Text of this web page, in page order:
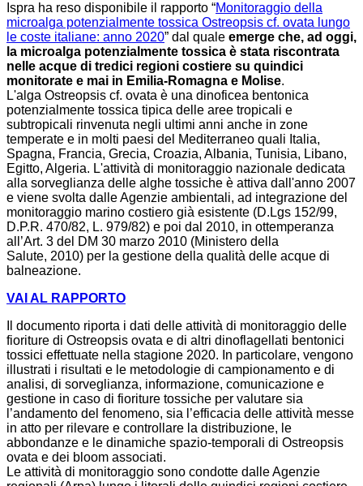
Ispra ha reso disponibile il rapporto “Monitoraggio della
microalga potenzialmente tossica Ostreopsis cf. ovata lungo
le coste italiane: anno 2020” dal quale emerge che, ad oggi,
la microalga potenzialmente tossica è stata riscontrata
nelle acque di tredici regioni costiere su quindici
monitorate e mai in Emilia-Romagna e Molise.
L'alga Ostreopsis cf. ovata è una dinoficea bentonica
potenzialmente tossica tipica delle aree tropicali e
subtropicali rinvenuta negli ultimi anni anche in zone
temperate e in molti paesi del Mediterraneo quali Italia,
Spagna, Francia, Grecia, Croazia, Albania, Tunisia, Libano,
Egitto, Algeria. L'attività di monitoraggio nazionale dedicata
alla sorveglianza delle alghe tossiche è attiva dall'anno 2007
e viene svolta dalle Agenzie ambientali, ad integrazione del
monitoraggio marino costiero già esistente (D.Lgs 152/99,
D.P.R. 470/82, L. 979/82) e poi dal 2010, in ottemperanza
all’Art. 3 del DM 30 marzo 2010 (Ministero della
Salute, 2010) per la gestione della qualità delle acque di
balneazione.
VAI AL RAPPORTO
Il documento riporta i dati delle attività di monitoraggio delle
fioriture di Ostreopsis ovata e di altri dinoflagellati bentonici
tossici effettuate nella stagione 2020. In particolare, vengono
illustrati i risultati e le metodologie di campionamento e di
analisi, di sorveglianza, informazione, comunicazione e
gestione in caso di fioriture tossiche per valutare sia
l’andamento del fenomeno, sia l’efficacia delle attività messe
in atto per rilevare e controllare la distribuzione, le
abbondanze e le dinamiche spazio-temporali di Ostreopsis
ovata e dei bloom associati.
Le attività di monitoraggio sono condotte dalle Agenzie